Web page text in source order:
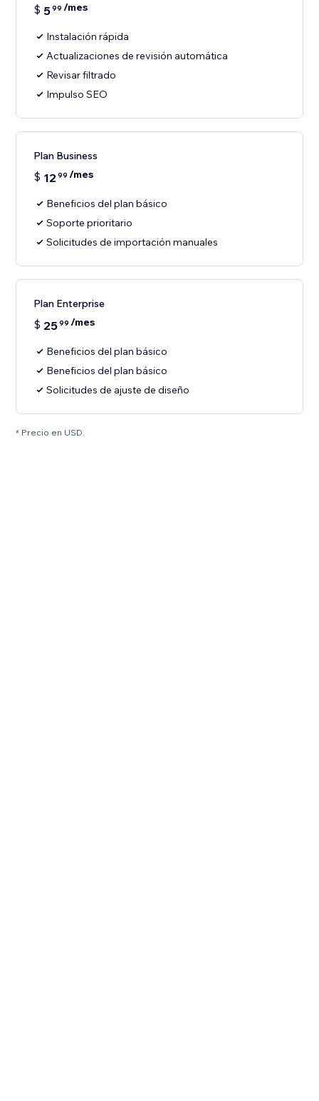
$ 599 /mes
Instalación rápida
Actualizaciones de revisión automática
Revisar filtrado
Impulso SEO
Plan Business
$ 12 99 /mes
Beneficios del plan básico
Soporte prioritario
Solicitudes de importación manuales
Plan Enterprise
$ 2599 /mes
Beneficios del plan básico
Beneficios del plan básico
Solicitudes de ajuste de diseño
* Precio en USD.